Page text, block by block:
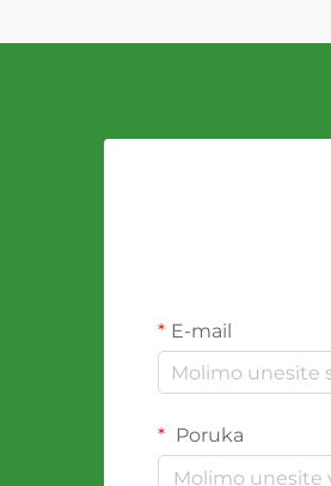
E-mail
Poruka